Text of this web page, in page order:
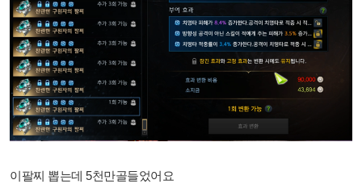
이팔찌 뽑는데 5천만골들었어요